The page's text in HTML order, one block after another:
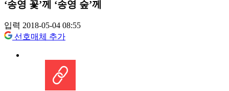
‘송영 꽃’께 ‘송영 숲’께
입력 2018-05-04 08:55
선호매체 추가